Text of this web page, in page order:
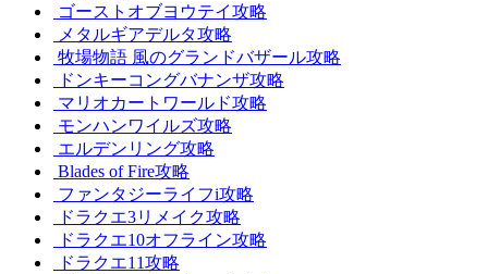
ゴーストオブヨウテイ攻略
メタルギアデルタ攻略
牧場物語 風のグランドバザール攻略
ドンキーコングバナンザ攻略
マリオカートワールド攻略
モンハンワイルズ攻略
エルデンリング攻略
Blades of Fire攻略
ファンタジーライフi攻略
ドラクエ3リメイク攻略
ドラクエ10オフライン攻略
ドラクエ11攻略